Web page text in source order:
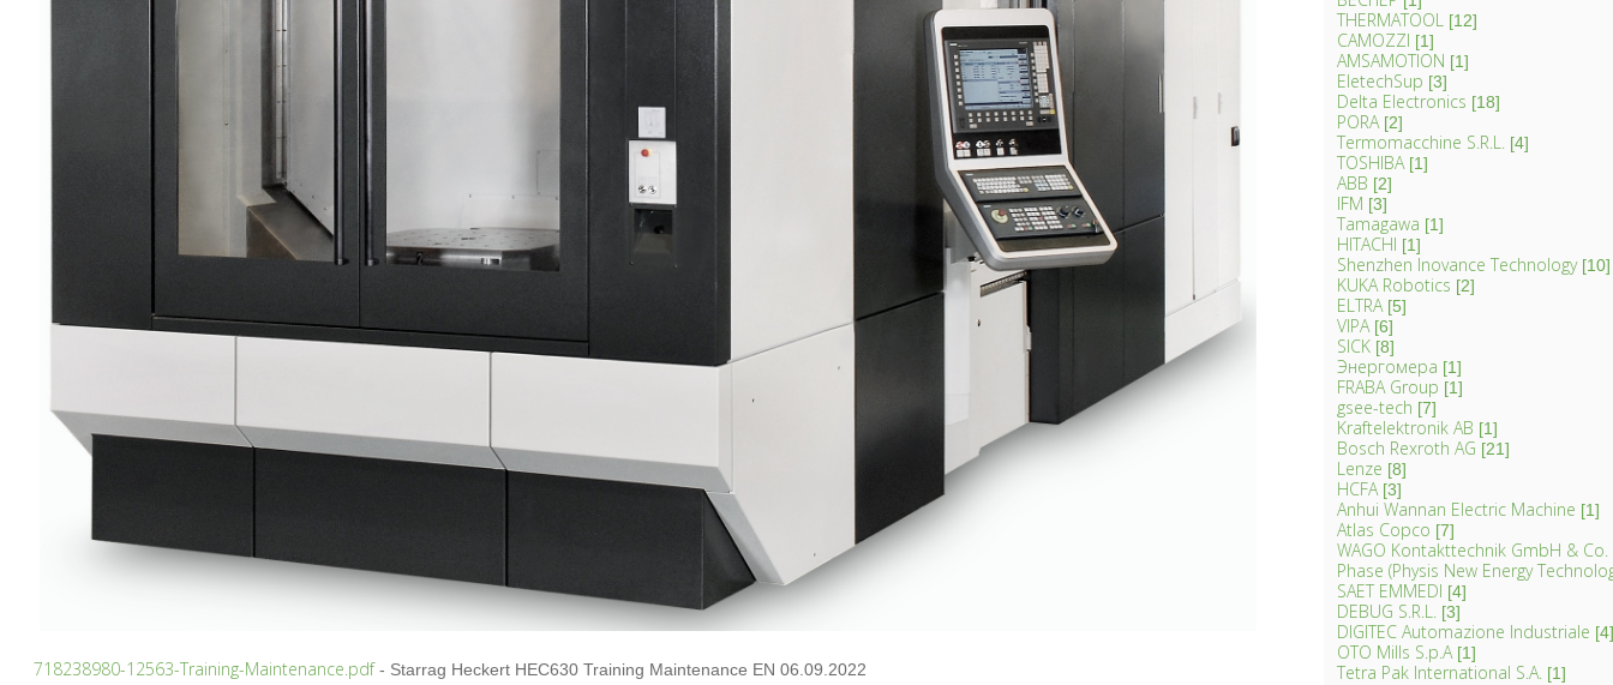
718238980-12563-Training-Maintenance.pdf- Starrag Heckert HEC630 Training Maintenance EN 06.09.2022
THERMATOOL [12]
CAMOZZI [1]
AMSAMOTION [1]
EletechSup [3]
Delta Electronics [18]
PORA [2]
Termomacchine S.R.L. [4]
TOSHIBA [1]
ABB [2]
IFM [3]
Tamagawa [1]
HITACHI [1]
Shenzhen Inovance Technology [10]
KUKA Robotics [2]
ELTRA [5]
VIPA [6]
SICK [8]
Энергомера [1]
FRABA Group [1]
gsee-tech [7]
Kraftelektronik AB [1]
Bosch Rexroth AG [21]
Lenze [8]
HCFA [3]
Anhui Wannan Electric Machine [1]
Atlas Copco [7]
WAGO Kontakttechnik GmbH & Co.
Phase (Physis New Energy
SAET EMMEDI [4]
DEBUG S.R.L. [3]
DIGITEC Automazione Industriale [4]
OTO Mills S.p.A [1]
Tetra Pak International S.A. [1]